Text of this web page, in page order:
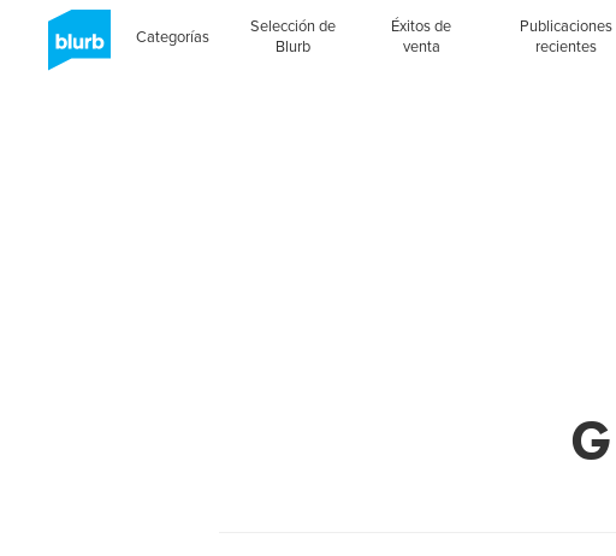
Categorías
Selección de
Blurb
Éxitos de
venta
Publicaciones
recientes